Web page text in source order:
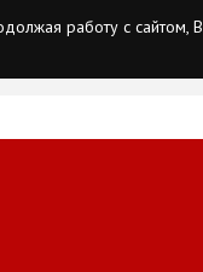
работу с